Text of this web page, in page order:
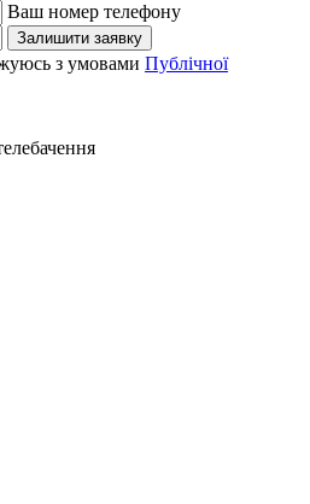
Ваш номер телефону
Залишити заявку
з умовами Публічної